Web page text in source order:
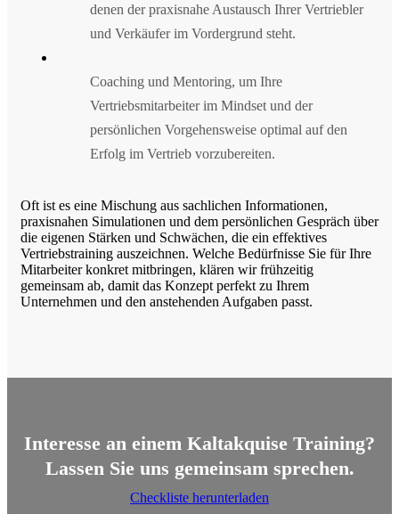
denen der praxisnahe Austausch Ihrer Vertriebler
und Verkäufer im Vordergrund steht.
Coaching und Mentoring, um Ihre
Vertriebsmitarbeiter im Mindset und der
persönlichen Vorgehensweise optimal auf den
Erfolg im Vertrieb vorzubereiten.
Oft ist es eine Mischung aus sachlichen Informationen,
praxisnahen Simulationen und dem persönlichen Gespräch über
die eigenen Stärken und Schwächen, die ein effektives
Vertriebstraining auszeichnen. Welche Bedürfnisse Sie für Ihre
Mitarbeiter konkret mitbringen, klären wir frühzeitig
gemeinsam ab, damit das Konzept perfekt zu Ihrem
Unternehmen und den anstehenden Aufgaben passt.
Interesse an einem Kaltakquise Training?
Lassen Sie uns gemeinsam sprechen.
Checkliste herunterladen